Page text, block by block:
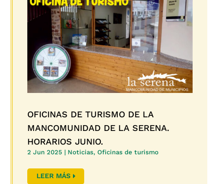
OFICINAS DE TURISMO DE LA
MANCOMUNIDAD DE LA SERENA.
HORARIOS JUNIO.
2 Jun 2025 | Noticias,Oficinas de turismo
LEER MÁS